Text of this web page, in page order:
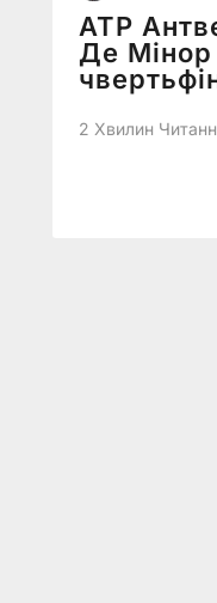
ATP
Де Мінор
2 Хвилин